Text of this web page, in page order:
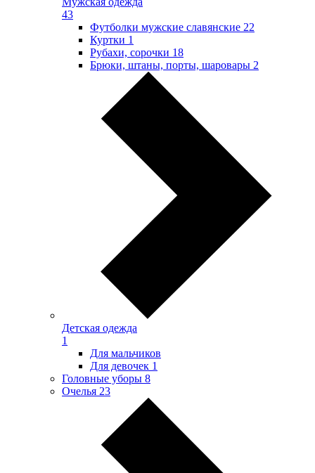
43
Футболки мужские славянские 22
Куртки 1
Рубахи, сорочки 18
Брюки, штаны, порты, шаровары 2
Детская одежда
1
Для мальчиков
Для девочек 1
Головные уборы 8
Очелья 23